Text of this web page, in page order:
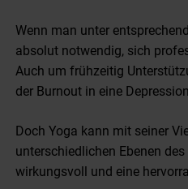
Wenn man unter
absolut notwendig, sich
Auch um frühzeitig
der Burnout in eine
Doch Yoga kann mit seiner
unterschiedlichen Ebenen
wirkungsvoll und eine